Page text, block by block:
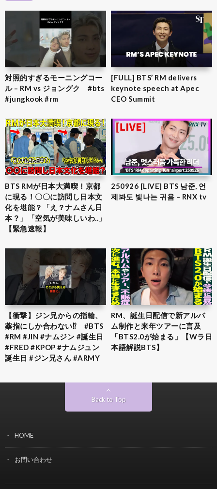
対照的すぎるモーニングコー
ル – RM vs ジョングク #bts
#jungkook #rm
[FULL] BTS’ RM delivers
keynote speech at Apec
CEO Summit
BTS RMが日本大満喫！京都
に現る！〇〇に訪問し日本文
化を堪能？「え？ナムさん日
本？」「空気が美味しいわ..」
【緊急速報】
250926 [LIVE] BTS 남준, 언
제봐도 빛나는 귀욤 – RNX tv
【衝撃】ジン兄からの指輪、
薬指にしか合わない⁉︎ #BTS
#RM #JIN #ナムジン #誕生日
#FRED #KPOP #ナムジュン
誕生日 #ジン兄さん #ARMY
RM、誕生日配信で新アルバ
ム制作と来年ツアーに言及
「BTS2.0が始まる」【Wラ日
本語解説BTS】
Back to Top
HOME
お問い合わせ